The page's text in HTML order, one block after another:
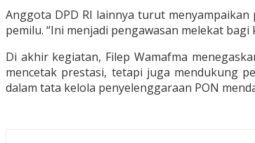
Anggota DPD RI lainnya turut
pemilu. “Ini menjadi pengawasan melekat
Di akhir kegiatan, Filep Wamafma
mencetak prestasi, tetapi juga mendukung
dalam tata kelola penyelenggaraan PON